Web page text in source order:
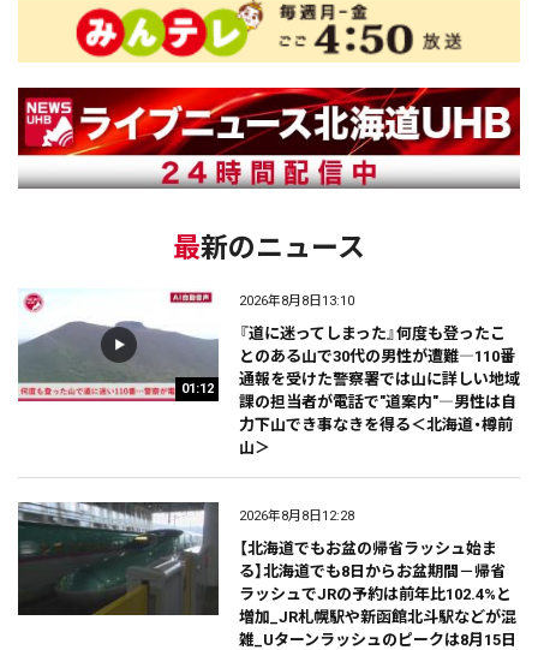
最新のニュース
01:12
2026年8月8日13:10
『道に迷ってしまった』何度も登ったこ
とのある山で30代の男性が遭難―110番
通報を受けた警察署では山に詳しい地域
課の担当者が電話で"道案内"―男性は自
力下山でき事なきを得る＜北海道・樽前
山＞
2026年8月8日12:28
【北海道でもお盆の帰省ラッシュ始ま
る】北海道でも8日からお盆期間－帰省
ラッシュでJRの予約は前年比102.4%と
増加_JR札幌駅や新函館北斗駅などが混
雑_Uターンラッシュのピークは8月15日